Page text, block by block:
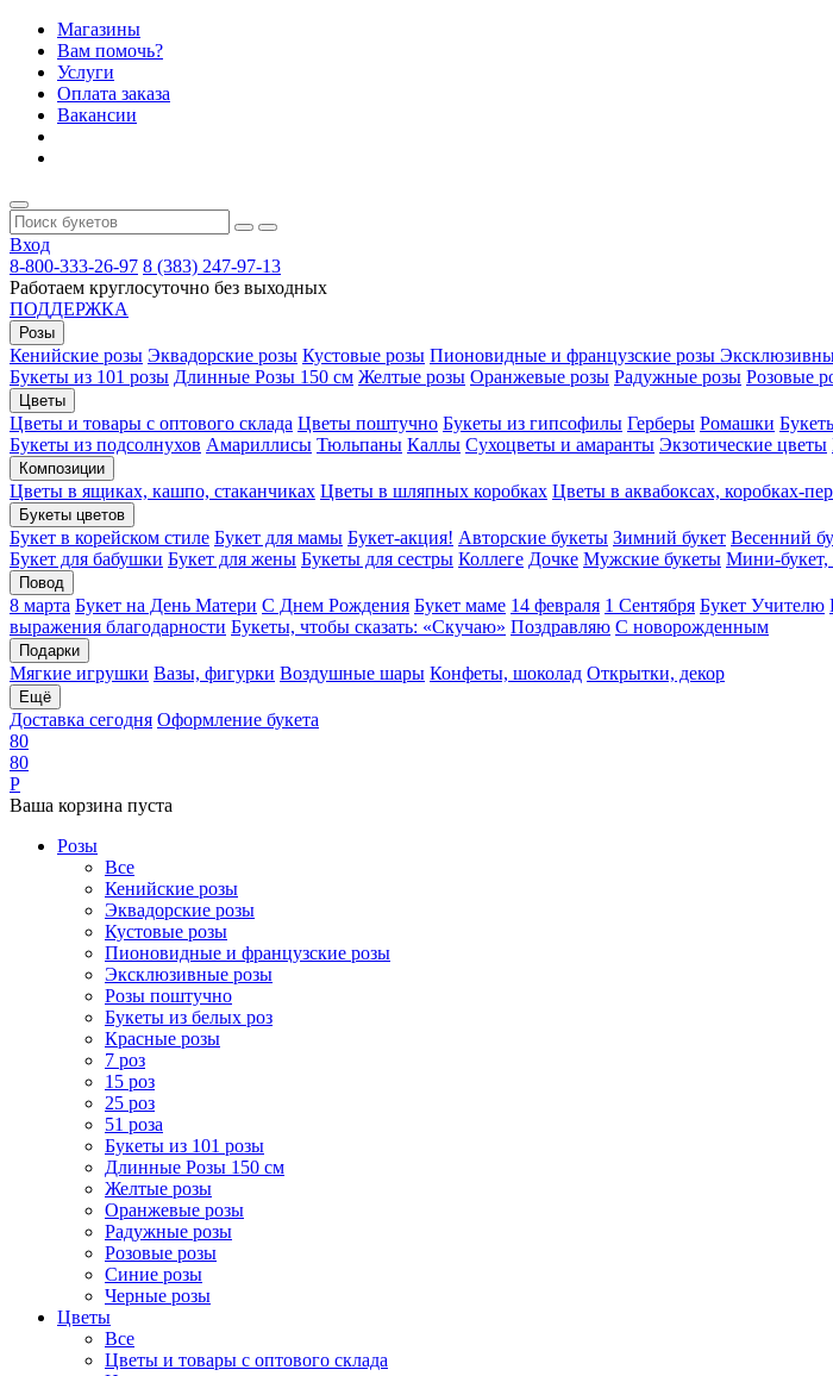
Магазины
Вам помочь?
Услуги
Оплата заказа
Вакансии
Вход
8-800-333-26-97 8 (383) 247-97-13
Работаем круглосуточно без выходных
ПОДДЕРЖКА
Розы
Кенийские розы Эквадорские розы Кустовые розы Пионовидные и французские розы
Букеты из 101 розы Длинные Розы 150 см Желтые розы Оранжевые розы Радужные розы Розовые
Цветы
Цветы и товары с оптового склада Цветы поштучно Букеты из гипсофилы Герберы Ромашки
Букеты из подсолнухов Амариллисы Тюльпаны Каллы Сухоцветы и амаранты Экзотические цветы
Композиции
Цветы в ящиках, кашпо, стаканчиках Цветы в шляпных коробках Цветы в аквабоксах, коробках-
Букеты цветов
Букет в корейском стиле Букет для мамы Букет-акция! Авторские букеты Зимний букет Весенний
Букет для бабушки Букет для жены Букеты для сестры Коллеге Дочке Мужские букеты Мини-букет,
Повод
8 марта Букет на День Матери С Днем Рождения Букет маме 14 февраля 1 Сентября Букет Учителю
выражения благодарности Букеты, чтобы сказать: «Скучаю» Поздравляю С новорожденным
Подарки
Мягкие игрушки Вазы, фигурки Воздушные шары Конфеты, шоколад Открытки, декор
Ещё
Доставка сегодня Оформление букета
80
80
Р
Ваша корзина пуста
Розы
Все
Кенийские розы
Эквадорские розы
Кустовые розы
Пионовидные и французские розы
Эксклюзивные розы
Розы поштучно
Букеты из белых роз
Красные розы
7 роз
15 роз
25 роз
51 роза
Букеты из 101 розы
Длинные Розы 150 см
Желтые розы
Оранжевые розы
Радужные розы
Розовые розы
Синие розы
Черные розы
Цветы
Все
Цветы и товары с оптового склада